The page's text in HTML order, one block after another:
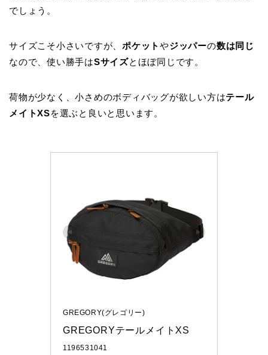
でしょう。
サイズこそ小さいですが、ポケットやジッパーの数は同じ
なので、使い勝手はSサイズとほぼ同じです。
荷物が少なく、小さめのボディバッグが欲しい方はテール
メイトXSを選ぶと良いと思います。
GREGORY(グレゴリー)
GREGORYテールメイトXS
1196531041